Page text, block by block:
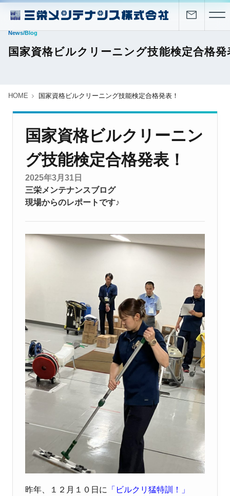
News/Blog
国家資格ビルクリーニング技能検定合格発
HOME 国家資格ビルクリーニング技能検定合格発表！
国家資格ビルクリーニン
グ技能検定合格発表！
2025年3月31日
三栄メンテナンスブログ
現場からのレポートです♪
昨年、１２月１０日に
「ビルクリ猛特訓！」